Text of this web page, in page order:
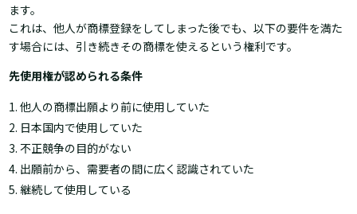
ます。
これは、他人が商標登録をしてしまった後でも、以下の要件を満た
す場合には、引き続きその商標を使えるという権利です。
先使用権が認められる条件
他人の商標出願より前に使用していた
日本国内で使用していた
不正競争の目的がない
出願前から、需要者の間に広く認識されていた
継続して使用している